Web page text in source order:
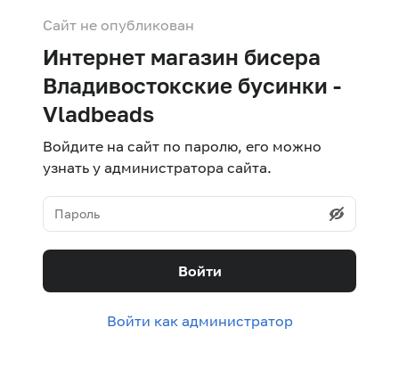
Сайт не опубликован
Интернет магазин бисера
Владивостокские бусинки -
Vladbeads
Войдите на сайт по паролю, его можно
узнать у администратора сайта.
Войти
Войти как администратор